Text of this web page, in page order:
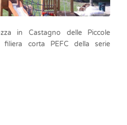
in Castagno delle Piccole
filiera corta PEFC della serie